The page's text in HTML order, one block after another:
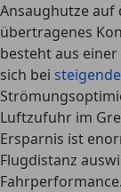
Ansaughutze auf
übertragenes
besteht aus
sich bei
Luftzufuhr im
Ersparnis ist
Flugdistanz
Fahrperformance.